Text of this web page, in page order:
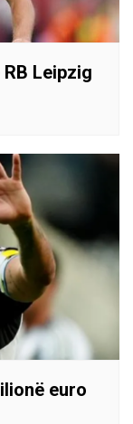
Leipzig
euro